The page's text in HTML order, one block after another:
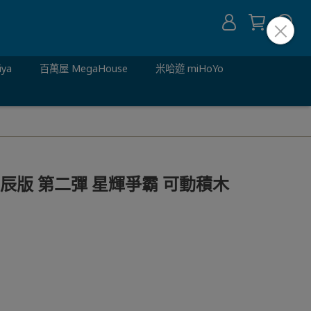
百萬屋 MegaHouse 米哈遊 miHoYo
版 第二彈 星輝爭霸 可動積木